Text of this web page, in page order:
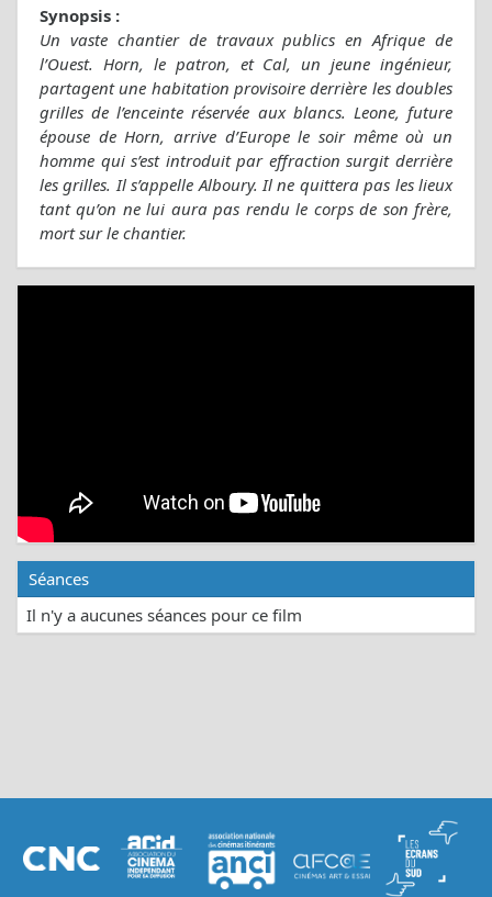
Synopsis :
Un vaste chantier de travaux publics en Afrique de
l’Ouest. Horn, le patron, et Cal, un jeune ingénieur,
partagent une habitation provisoire derrière les doubles
grilles de l’enceinte réservée aux blancs. Leone, future
épouse de Horn, arrive d’Europe le soir même où un
homme qui s’est introduit par effraction surgit derrière
les grilles. Il s’appelle Alboury. Il ne quittera pas les lieux
tant qu’on ne lui aura pas rendu le corps de son frère,
mort sur le chantier.
Séances
Il n'y a aucunes séances pour ce film